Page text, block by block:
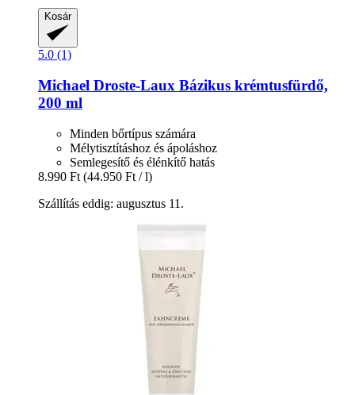
Kosár
5.0 (1)
Michael Droste-Laux Bázikus krémtusfürdő,
200 ml
Minden bőrtípus számára
Mélytisztításhoz és ápoláshoz
Semlegesítő és élénkítő hatás
8.990 Ft (44.950 Ft / l)
Szállítás eddig: augusztus 11.